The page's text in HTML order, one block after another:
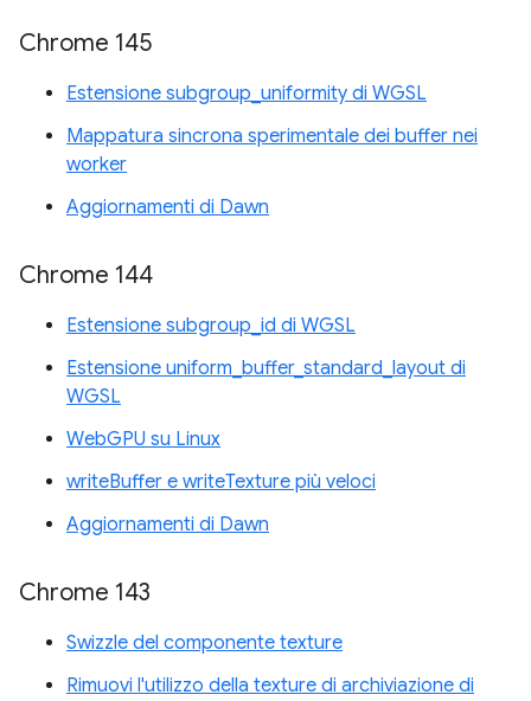
Chrome 145
Estensione subgroup_uniformity di WGSL
Mappatura sincrona sperimentale dei buffer nei
worker
Aggiornamenti di Dawn
Chrome 144
Estensione subgroup_id di WGSL
Estensione uniform_buffer_standard_layout di
WGSL
WebGPU su Linux
writeBuffer e writeTexture più veloci
Aggiornamenti di Dawn
Chrome 143
Swizzle del componente texture
Rimuovi l'utilizzo della texture di archiviazione di